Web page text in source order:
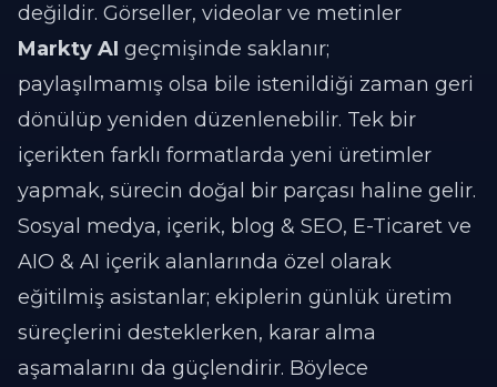
değildir. Görseller, videolar ve metinler
Markty AI geçmişinde saklanır;
paylaşılmamış olsa bile istenildiği zaman geri
dönülüp yeniden düzenlenebilir. Tek bir
içerikten farklı formatlarda yeni üretimler
yapmak, sürecin doğal bir parçası haline gelir.
Sosyal medya, içerik, blog & SEO, E-Ticaret ve
AIO & AI içerik alanlarında özel olarak
eğitilmiş asistanlar; ekiplerin günlük üretim
süreçlerini desteklerken, karar alma
aşamalarını da güçlendirir. Böylece